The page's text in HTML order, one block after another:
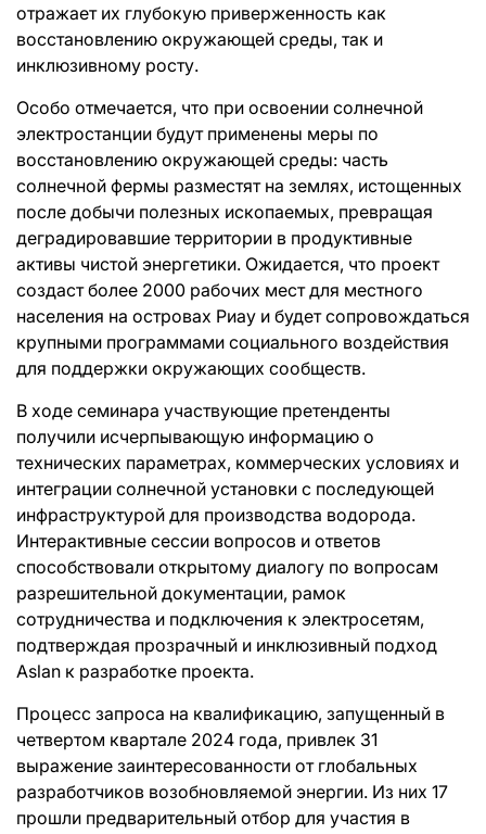
отражает их глубокую приверженность как
восстановлению окружающей среды, так и
инклюзивному росту.
Особо отмечается, что при освоении солнечной
электростанции будут применены меры по
восстановлению окружающей среды: часть
солнечной фермы разместят на землях, истощенных
после добычи полезных ископаемых, превращая
деградировавшие территории в продуктивные
активы чистой энергетики. Ожидается, что проект
создаст более 2000 рабочих мест для местного
населения на островах Риау и будет сопровождаться
крупными программами социального воздействия
для поддержки окружающих сообществ.
В ходе семинара участвующие претенденты
получили исчерпывающую информацию о
технических параметрах, коммерческих условиях и
интеграции солнечной установки с последующей
инфраструктурой для производства водорода.
Интерактивные сессии вопросов и ответов
способствовали открытому диалогу по вопросам
разрешительной документации, рамок
сотрудничества и подключения к электросетям,
подтверждая прозрачный и инклюзивный подход
Aslan к разработке проекта.
Процесс запроса на квалификацию, запущенный в
четвертом квартале 2024 года, привлек 31
выражение заинтересованности от глобальных
разработчиков возобновляемой энергии. Из них 17
прошли предварительный отбор для участия в